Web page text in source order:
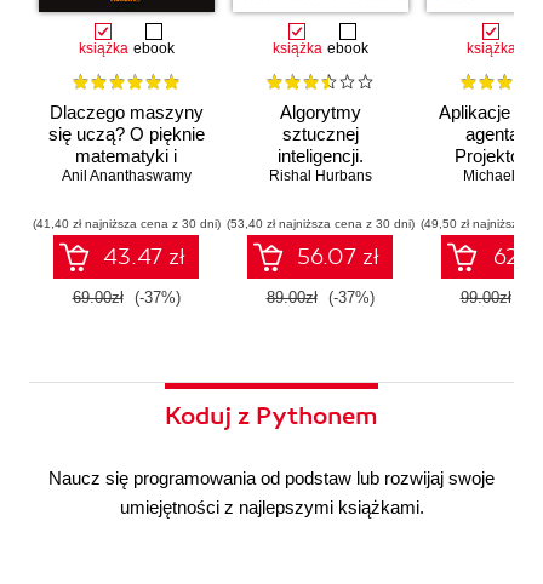
książka ebook
Dlaczego maszyny
się uczą? O pięknie
matematyki i
działaniu
sztucznej
Anil Ananthaswamy
(41,40 zł najniższa cena z 30 dni)
43.47 zł
69.00zł (-37%)
książka ebook
Algorytmy
sztucznej
inteligencji.
Ilustrowany
Rishal Hurbans
(53,40 zł najniższa cena z 30 dni)
56.07 zł
89.00zł (-37%)
książka
Aplikacje
agentach
Michael
(49,50 zł najniższa
99.00zł
Koduj z Pythonem
Naucz się programowania od podstaw lub rozwijaj swoje
umiejętności z najlepszymi książkami.